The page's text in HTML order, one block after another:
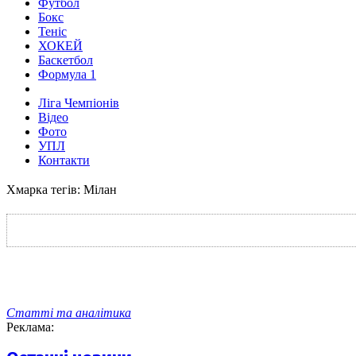
Футбол
Бокс
Теніс
ХОКЕЙ
Баскетбол
Формула 1
Ліга Чемпіонів
Відео
Фото
УПЛ
Контакти
Хмарка тегів: Мілан
Статті та аналітика
Реклама: